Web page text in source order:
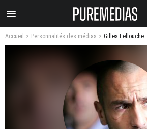
menu
Accueil Personnalités des médias Gilles Lellouche